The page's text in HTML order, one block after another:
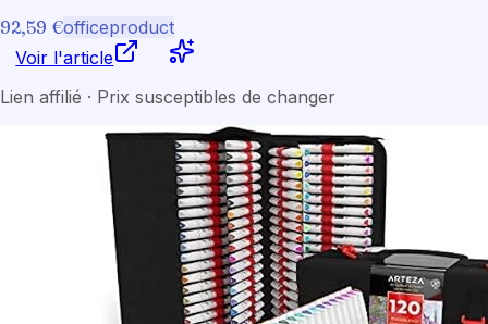
92,59 €officeproduct
Voir l'article
Lien affilié · Prix susceptibles de changer